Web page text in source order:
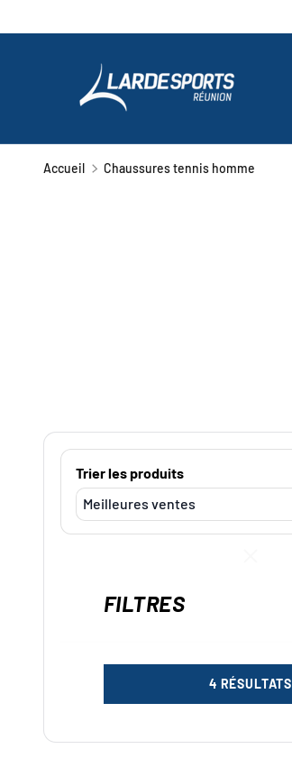
Accueil Chaussures tennis homme
Trier les produits
FILTRES
4 RÉSULTATS